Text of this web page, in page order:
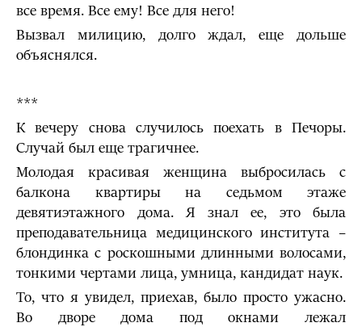
все время. Все ему! Все для него!
Вызвал милицию, долго ждал, еще дольше
объяснялся.
***
К вечеру снова случилось поехать в Печоры.
Случай был еще трагичнее.
Молодая красивая женщина выбросилась с
балкона квартиры на седьмом этаже
девятиэтажного дома. Я знал ее, это была
преподавательница медицинского института –
блондинка с роскошными длинными волосами,
тонкими чертами лица, умница, кандидат наук.
То, что я увидел, приехав, было просто ужасно.
Во дворе дома под окнами лежал